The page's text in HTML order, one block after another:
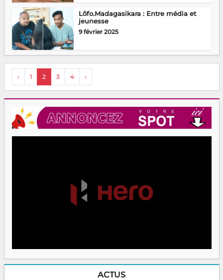
Lôfo.Madagasikara : Entre média et
jeunesse
9 février 2025
‹ 1 2 3 4 ›
ACTUS